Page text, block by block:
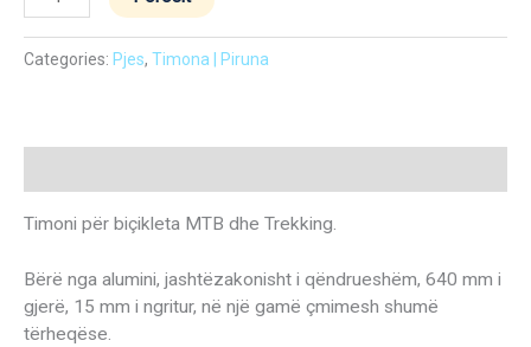
Categories: Pjes, Timona | Piruna
Timoni për biçikleta MTB dhe Trekking.
Bërë nga alumini, jashtëzakonisht i qëndrueshëm, 640 mm i
gjerë, 15 mm i ngritur, në një gamë çmimesh shumë
tërheqëse.